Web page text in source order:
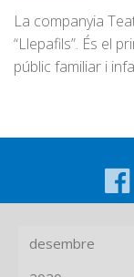
La companyia
“Llepafils”. És el
públic familiar i